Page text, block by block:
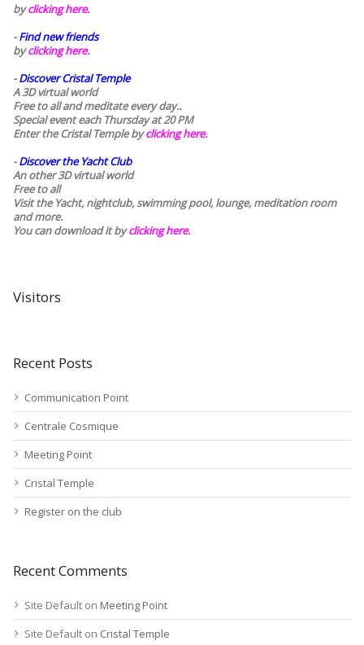
byclicking here.
-Find new friends
byclicking here.
-Discover Cristal Temple
A 3D virtual world
Free to all and meditate every day..
Special event each Thursday at 20 PM
Enter the Cristal Temple byclicking here.
-Discover the Yacht Club
An other 3D virtual world
Free to all
Visit the Yacht, nightclub, swimming pool, lounge, meditation room
and more.
You can download it byclicking here.
Visitors
Recent Posts
Communication Point
Centrale Cosmique
Meeting Point
Cristal Temple
Register on the club
Recent Comments
Site Default on Meeting Point
Site Default on Cristal Temple